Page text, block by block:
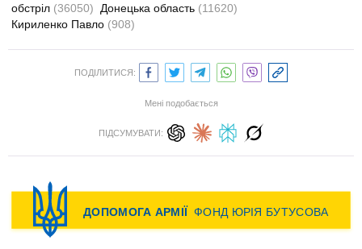
обстріл (36050) Донецька область (11620)
Кириленко Павло (908)
ПОДІЛИТИСЯ:
Мені подобається
ПІДСУМУВАТИ: